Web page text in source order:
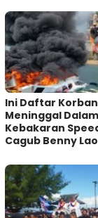
Ini Daftar Korban
Meninggal
Kebakaran
Cagub Benny